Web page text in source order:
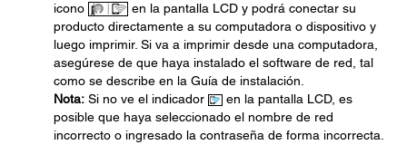
icono
en la pantalla LCD y podrá conectar su
producto directamente a su computadora o dispositivo y
luego imprimir. Si va a imprimir desde una computadora,
asegúrese de que haya instalado el software de red, tal
como se describe en la Guía de instalación.
Nota: Si no ve el indicador
en la pantalla LCD, es
posible que haya seleccionado el nombre de red
incorrecto o ingresado la contraseña de forma incorrecta.